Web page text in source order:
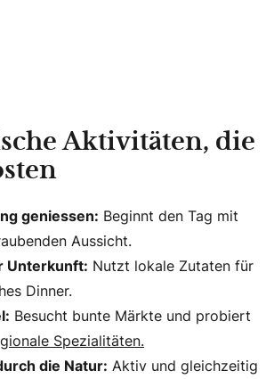
Aktivitäten, die
geniessen: Beginnt den Tag mit
Aussicht.
Unterkunft: Nutzt lokale Zutaten für
Dinner.
Besucht bunte Märkte und probiert
Spezialitäten.
die Natur: Aktiv und gleichzeitig